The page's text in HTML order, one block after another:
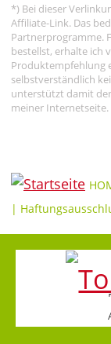
*) Bei dieser
Affiliate-Link. Das
Partnerprogramme.
bestellst, erhalte ich
Produktempfehlung
selbstverständlich
unterstützt damit
meiner Internetseite.
|